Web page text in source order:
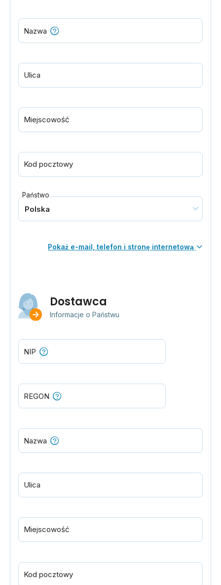
Nazwa
Ulica
Miejscowość
Kod pocztowy
Państwo
Pokaż e-mail, telefon i stronę internetową
Dostawca
Informacje o Państwu
REGON
Nazwa
NIP
Ulica
Miejscowość
Kod pocztowy